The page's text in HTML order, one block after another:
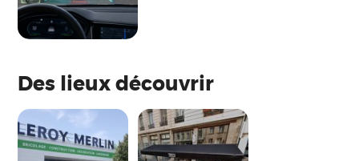
Des lieux découvrir